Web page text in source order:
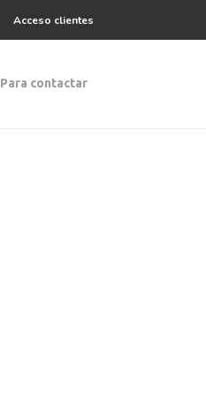
Acceso clientes
Para contactar